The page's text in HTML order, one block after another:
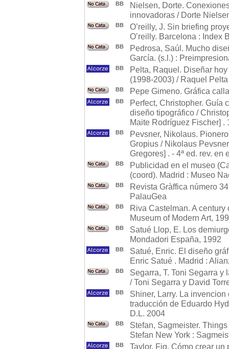
BB
Nielsen, Dorte.
innovadoras / Dorte
BB
O’reilly, J. Sin briefing
O’reilly. Barcelona : Index
BB
Pedrosa, Saúl. Mucho
García. (s.l.) :
BB
Pelta, Raquel. Diseñar
(1998-2003) / Raquel
BB Pepe Gimeno. Gráfica
BB
Perfect, Christopher. Guía
diseño tipográfico /
Maite Rodríguez Fischer] .
BB
Pevsner, Nikolaus.
Gropius / Nikolaus
Gregores] . - 4ª ed. rev.
BB
Publicidad en el museo
(coord). Madrid : Museo
BB
Revista Gràffica número
PalauGea
BB
Riva Castelman. A
Museum of Modern Art,
BB
Satué Llop, E. Los
Mondadori España, 1992
BB
Satué, Enric. El diseño
Enric Satué . Madrid :
BB
Segarra, T. Toni Segarra
/ Toni Segarra y David
BB
Shiner, Larry. La
traducción de Eduardo
D.L. 2004
BB
Stefan, Sagmeister.
Stefan New York :
BB Taylor, Fig. Cómo crear